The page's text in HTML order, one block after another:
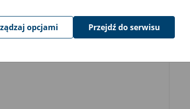
walidacji i dostępności formularzy.
opcjami Przejdź do serwisu